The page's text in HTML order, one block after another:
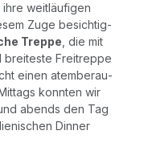
weit­läu­fi­gen
Zuge besich­tig­
Trep­pe, die mit
brei­tes­te Frei­trep­pe
einen atem­be­rau­
konn­ten wir
abends den Tag
Din­ner